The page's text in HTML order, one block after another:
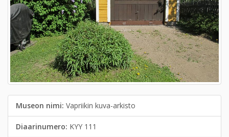
Museon nimi: Vapriikin kuva-arkisto
Diaarinumero: KYY 111